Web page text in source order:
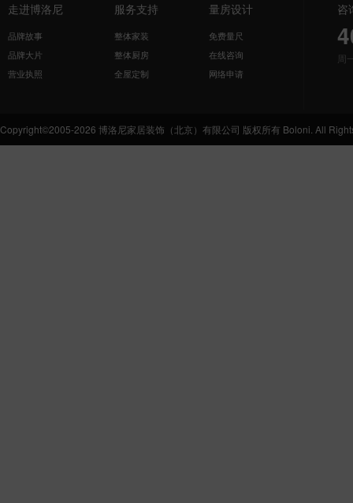
走进博洛尼
品牌故事
品牌大片
营业执照
服务支持
整体家装
整体厨房
全屋定制
量房设计
免费量尺
在线咨询
网络申请
咨
周
Copyright©2005-2026 博洛尼家居装饰（北京）有限公司 版权所有 Boloni. All